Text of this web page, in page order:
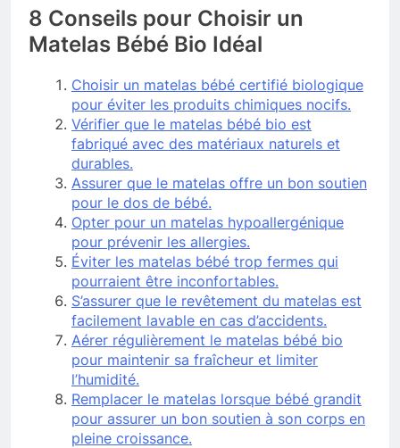
8 Conseils pour Choisir un
Matelas Bébé Bio Idéal
Choisir un matelas bébé certifié biologique
pour éviter les produits chimiques nocifs.
Vérifier que le matelas bébé bio est
fabriqué avec des matériaux naturels et
durables.
Assurer que le matelas offre un bon soutien
pour le dos de bébé.
Opter pour un matelas hypoallergénique
pour prévenir les allergies.
Éviter les matelas bébé trop fermes qui
pourraient être inconfortables.
S’assurer que le revêtement du matelas est
facilement lavable en cas d’accidents.
Aérer régulièrement le matelas bébé bio
pour maintenir sa fraîcheur et limiter
l’humidité.
Remplacer le matelas lorsque bébé grandit
pour assurer un bon soutien à son corps en
pleine croissance.